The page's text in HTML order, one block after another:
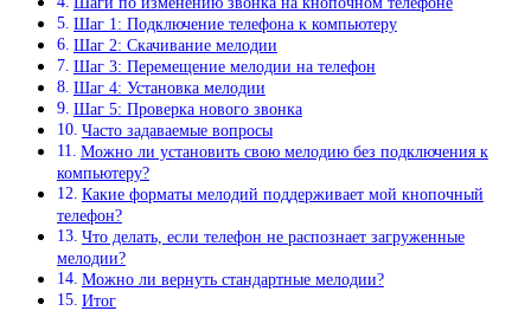
Шаг 1: Подключение телефона к компьютеру
Шаг 2: Скачивание мелодии
Шаг 3: Перемещение мелодии на телефон
Шаг 4: Установка мелодии
Шаг 5: Проверка нового звонка
Часто задаваемые вопросы
Можно ли установить свою мелодию без подключения к
компьютеру?
Какие форматы мелодий поддерживает мой кнопочный
телефон?
Что делать, если телефон не распознает загруженные
мелодии?
Можно ли вернуть стандартные мелодии?
Итог